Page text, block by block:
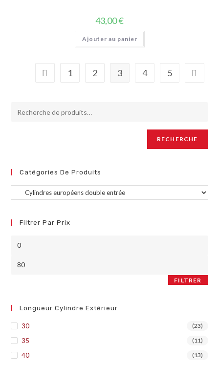
43,00€
Ajouter au panier
1 2 3 4 5
RECHERCHE
Catégories De Produits
Filtrer Par Prix
FILTRER
Longueur Cylindre Extérieur
30 (23)
35 (11)
40 (13)